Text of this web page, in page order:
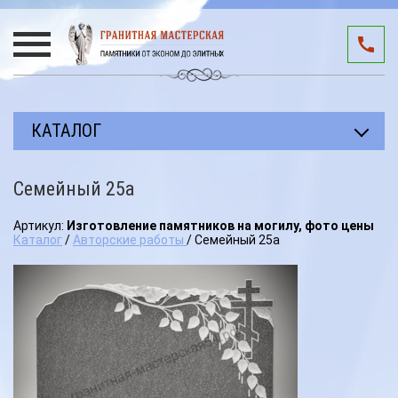
КАТАЛОГ
Благоустройство мест захоронения
Мемориальные комплексы
3D подиумы
Эксклюзивные памятники
Семейный 25а
Артикул: Изготовление памятников на могилу, фото цены
Каталог/ Авторские работы / Семейный 25а